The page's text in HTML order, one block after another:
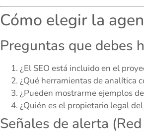
Cómo elegir la
Preguntas que debes
¿El SEO está incluido en el
¿Qué herramientas de analítica
¿Pueden mostrarme ejemplos
¿Quién es el propietario legal
Señales de alerta